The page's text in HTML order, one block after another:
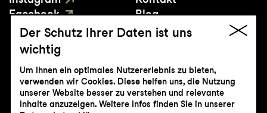
Facebook
YouTube
Blog
Presse
Der Schutz Ihrer Daten ist uns
wichtig
Um Ihnen ein optimales Nutzererlebnis zu bieten,
verwenden wir Cookies. Diese helfen uns, die Nutzung
unserer Website besser zu verstehen und relevante
Inhalte anzuzeigen. Weitere Infos finden Sie in unserer